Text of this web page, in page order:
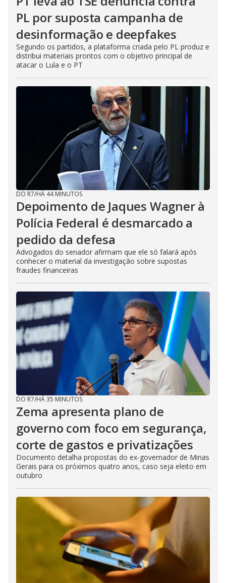
PL por suposta campanha de
desinformação e deepfakes
Segundo os partidos, a plataforma criada pelo PL produz e
distribui materiais prontos com o objetivo principal de
atacar o Lula e o PT
DO R7/HÁ 44 MINUTOS
Depoimento de Jaques Wagner à
Polícia Federal é desmarcado a
pedido da defesa
Advogados do senador afirmam que ele só falará após
conhecer o material da investigação sobre supostas
fraudes financeiras
DO R7/HÁ 35 MINUTOS
Zema apresenta plano de
governo com foco em segurança,
corte de gastos e privatizações
Documento detalha propostas do ex-governador de Minas
Gerais para os próximos quatro anos, caso seja eleito em
outubro